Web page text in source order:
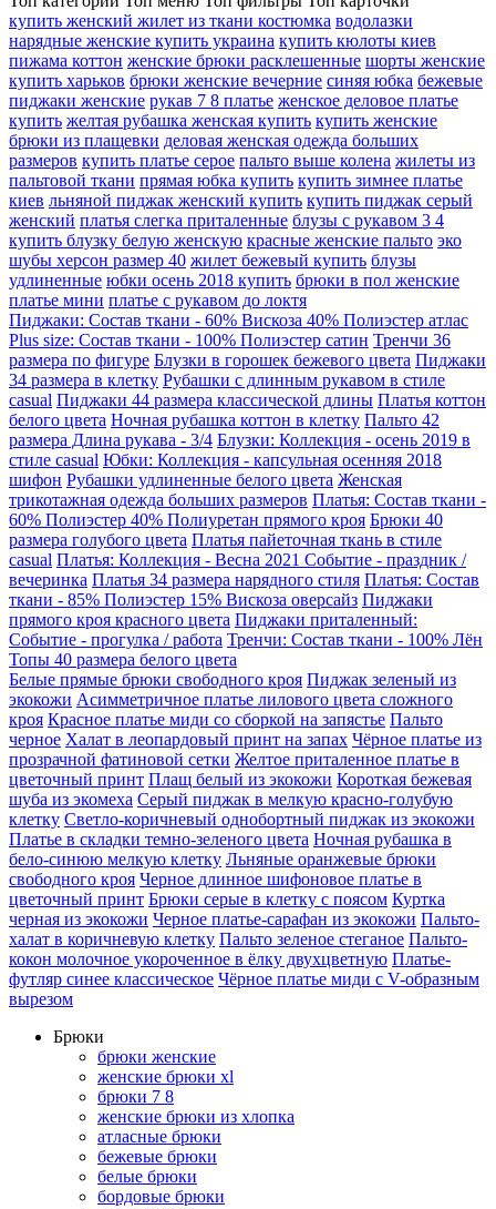
купить женский жилет из ткани костюмка водолазки
нарядные женские купить украина купить кюлоты киев
пижама коттон женские брюки расклешенные шорты женские
купить харьков брюки женские вечерние синяя юбка бежевые
пиджаки женские рукав 7 8 платье женское деловое платье
купить желтая рубашка женская купить купить женские
брюки из плащевки деловая женская одежда больших
размеров купить платье серое пальто выше колена жилеты из
пальтовой ткани прямая юбка купить купить зимнее платье
киев льняной пиджак женский купить купить пиджак серый
женский платья слегка приталенные блузы с рукавом 3 4
купить блузку белую женскую красные женские пальто эко
шубы херсон размер 40 жилет бежевый купить блузы
удлиненные юбки осень 2018 купить брюки в пол женские
платье мини платье с рукавом до локтя
Пиджаки: Состав ткани - 60% Вискоза 40% Полиэстер атлас
Plus size: Состав ткани - 100% Полиэстер сатин Тренчи 36
размера по фигуре Блузки в горошек бежевого цвета Пиджаки
34 размера в клетку Рубашки с длинным рукавом в стиле
casual Пиджаки 44 размера классической длины Платья коттон
белого цвета Ночная рубашка коттон в клетку Пальто 42
размера Длина рукава - 3/4 Блузки: Коллекция - осень 2019 в
стиле casual Юбки: Коллекция - капсульная осенняя 2018
шифон Рубашки удлиненные белого цвета Женская
трикотажная одежда больших размеров Платья: Состав ткани -
60% Полиэстер 40% Полиуретан прямого кроя Брюки 40
размера голубого цвета Платья пайеточная ткань в стиле
casual Платья: Коллекция - Весна 2021 Событие - праздник /
вечеринка Платья 34 размера нарядного стиля Платья: Состав
ткани - 85% Полиэстер 15% Вискоза оверсайз Пиджаки
прямого кроя красного цвета Пиджаки приталенный:
Событие - прогулка / работа Тренчи: Состав ткани - 100% Лён
Топы 40 размера белого цвета
Белые прямые брюки свободного кроя Пиджак зеленый из
экокожи Асимметричное платье лилового цвета сложного
кроя Красное платье миди со сборкой на запястье Пальто
черное Халат в леопардовый принт на запах Чёрное платье из
прозрачной фатиновой сетки Желтое приталенное платье в
цветочный принт Плащ белый из экокожи Короткая бежевая
шуба из экомеха Серый пиджак в мелкую красно-голубую
клетку Светло-коричневый однобортный пиджак из экокожи
Платье в складки темно-зеленого цвета Ночная рубашка в
бело-синюю мелкую клетку Льняные оранжевые брюки
свободного кроя Черное длинное шифоновое платье в
цветочный принт Брюки серые в клетку с поясом Куртка
черная из экокожи Черное платье-сарафан из экокожи Пальто-
халат в коричневую клетку Пальто зеленое стеганое Пальто-
кокон молочное укороченное в ёлку двухцветную Платье-
футляр синее классическое Чёрное платье миди с V-образным
вырезом
Брюки
брюки женские
женские брюки xl
брюки 7 8
женские брюки из хлопка
атласные брюки
бежевые брюки
белые брюки
бордовые брюки